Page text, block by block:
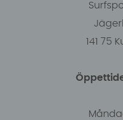
141 75